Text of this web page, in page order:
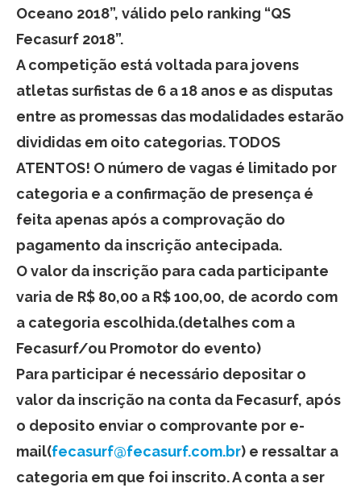
Oceano 2018”, válido pelo ranking “QS
Fecasurf 2018”.
A competição está voltada para jovens
atletas surfistas de 6 a 18 anos e as disputas
entre as promessas das modalidades estarão
divididas em oito categorias. TODOS
ATENTOS! O número de vagas é limitado por
categoria e a confirmação de presença é
feita apenas após a comprovação do
pagamento da inscrição antecipada.
O valor da inscrição para cada participante
varia de R$ 80,00 a R$ 100,00, de acordo com
a categoria escolhida.(detalhes com a
Fecasurf/ou Promotor do evento)
Para participar é necessário depositar o
valor da inscrição na conta da Fecasurf, após
o deposito enviar o comprovante por e-
mail(fecasurf@fecasurf.com.br) e ressaltar a
categoria em que foi inscrito. A conta a ser